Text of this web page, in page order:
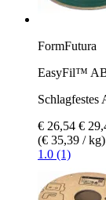
FormFutura
EasyFil™
€ 26,54 €
(€ 35,39 / kg)
1.0 (1)